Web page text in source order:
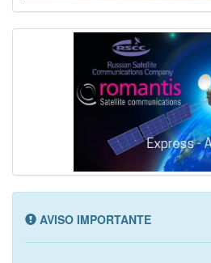
AVISO IMPORTANTE